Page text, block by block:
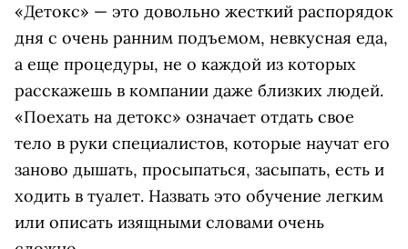
«Детокс» — это довольно жесткий распорядок
дня с очень ранним подъемом, невкусная еда,
а еще процедуры, не о каждой из которых
расскажешь в компании даже близких людей.
«Поехать на детокс» означает отдать свое
тело в руки специалистов, которые научат его
заново дышать, просыпаться, засыпать, есть и
ходить в туалет. Назвать это обучение легким
или описать изящными словами очень